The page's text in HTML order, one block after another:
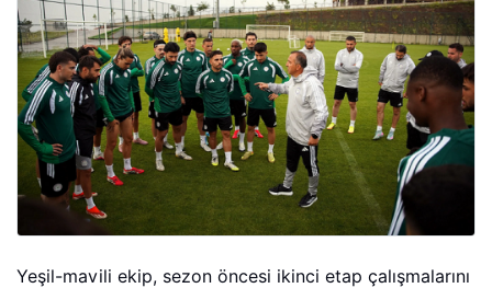
Yeşil-mavili ekip, sezon öncesi ikinci etap çalışmalarını